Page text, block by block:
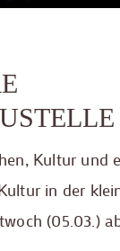
Kultur und
in der
(05.03.)